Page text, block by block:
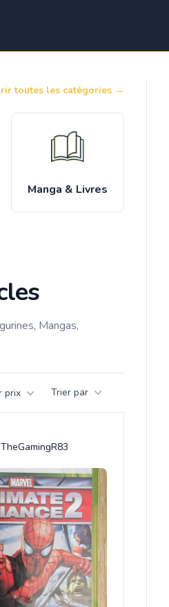
toutes les catégories →
Manga & Livres
Mangas,
prix Trier par
TheGamingR83